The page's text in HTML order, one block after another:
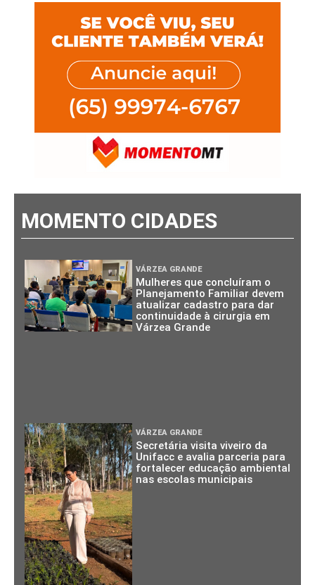
MOMENTO CIDADES
VÁRZEA GRANDE
Mulheres que concluíram o
Planejamento Familiar devem
atualizar cadastro para dar
continuidade à cirurgia em
Várzea Grande
VÁRZEA GRANDE
Secretária visita viveiro da
Unifacc e avalia parceria para
fortalecer educação ambiental
nas escolas municipais